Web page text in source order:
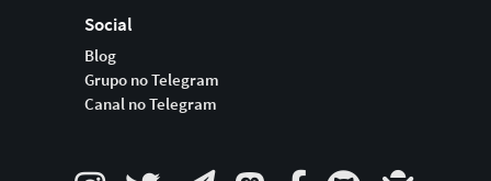
Social
Blog
Grupo no Telegram
Canal no Telegram